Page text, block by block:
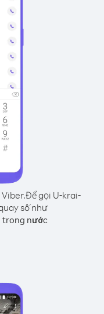
Để gọi U-krai-
số như
trong nước